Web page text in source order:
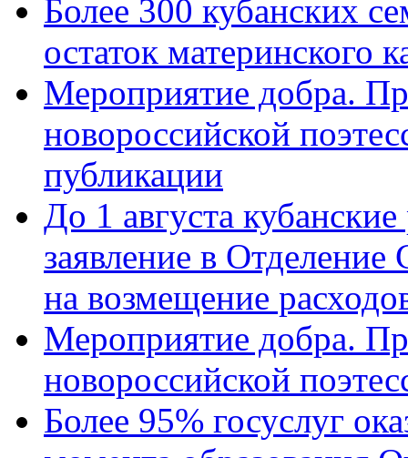
Более 300 кубанских
остаток материнского
Мероприятие добра.
новороссийской
публикации
До 1 августа
заявление в
на возмещение
Мероприятие добра.
новороссийской
Более 95% госуслуг